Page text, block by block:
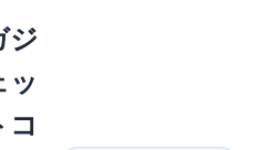
ジ
ッ
コ